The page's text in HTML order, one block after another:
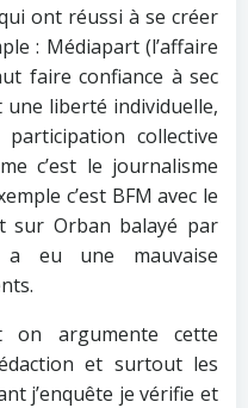
ont réussi à se créer
: Médiapart (l’affaire
faire confiance à sec
une liberté individuelle,
collective
c’est le journalisme
c’est BFM avec le
sur Orban balayé par
a eu une mauvaise
on argumente cette
et surtout les
j’enquête je vérifie et